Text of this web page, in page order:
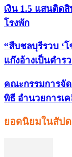
เงิน 1.5 แสนติด
โรงพัก
“สืบชลบุรีรวบ ‘
แก๊งอ้างเป็นตำร
คณะกรรมการจั
พิธี อำนวยการเ
ยอดนิยมในสัป